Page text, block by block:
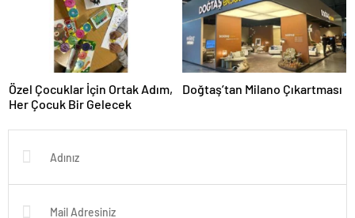
Özel Çocuklar İçin Ortak Adım,
Her Çocuk Bir Gelecek
Doğtaş’tan Milano Çıkartması